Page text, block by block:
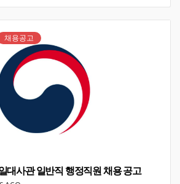
채용공고
대사관 일반직 행정직원 채용 공고